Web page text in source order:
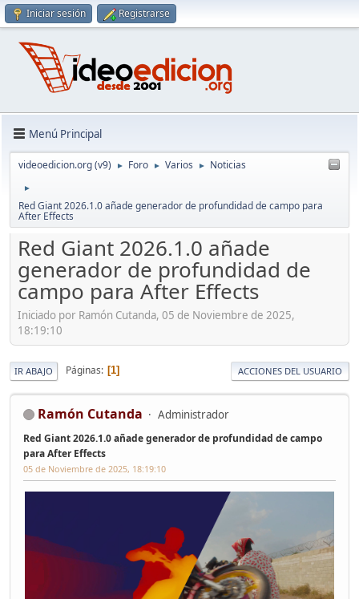
Iniciar sesión Registrarse
Menú Principal
videoedicion.org (v9) ► Foro ► Varios ► Noticias
►
Red Giant 2026.1.0 añade generador de profundidad de campo para
After Effects
Red Giant 2026.1.0 añade
generador de profundidad de
campo para After Effects
Iniciado por Ramón Cutanda, 05 de Noviembre de 2025,
18:19:10
IR ABAJO Páginas 1 ACCIONES DEL USUARIO
Ramón Cutanda Administrador
Red Giant 2026.1.0 añade generador de profundidad de campo
para After Effects
05 de Noviembre de 2025, 18:19:10